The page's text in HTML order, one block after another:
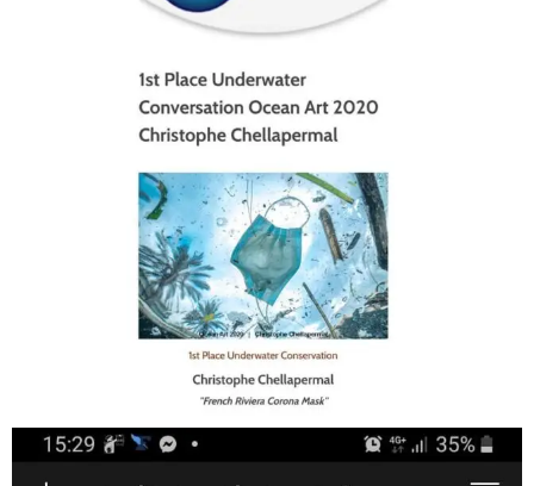
scuba_people_magazine